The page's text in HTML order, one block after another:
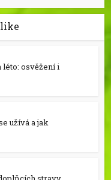
like
osvěžení i
užívá a jak